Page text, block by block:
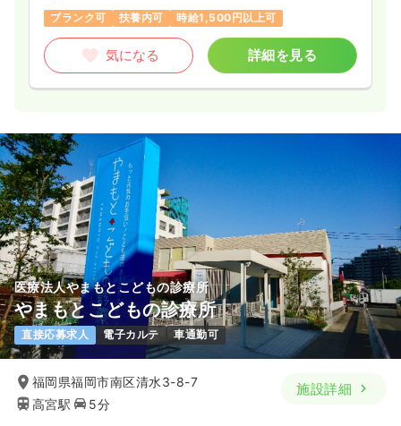
ブランク可
扶養内可 時給1,500円以上可
気になる 詳細を見る
医療法人やまもとこどもの診療所
やまもとこどもの診療所
直接応募求人 電子カルテ 車通勤可
福岡県福岡市南区清水3-8-7
高宮駅
5分
施設詳細